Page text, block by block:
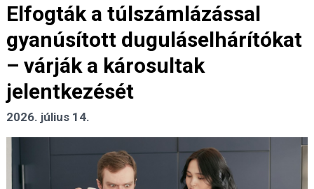
Elfogták a túlszámlázással
gyanúsított duguláselhárítókat
– várják a károsultak
jelentkezését
2026. július 14.